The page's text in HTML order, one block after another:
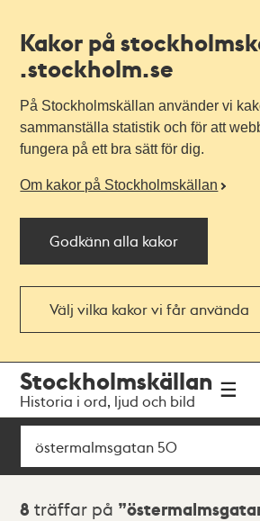
Kakor på
.stockholm.se
På Stockholmskällan använder vi
sammanställa statistik och för att
fungera på ett bra sätt för dig.
Om kakor på Stockholmskällan
Godkänn alla kakor
Välj vilka kakor vi får använda
navigationen
huvudinnehållet
Stockholmskällan
Historia i ord, ljud och bild
Sök
Sökresultat
8 träffar på